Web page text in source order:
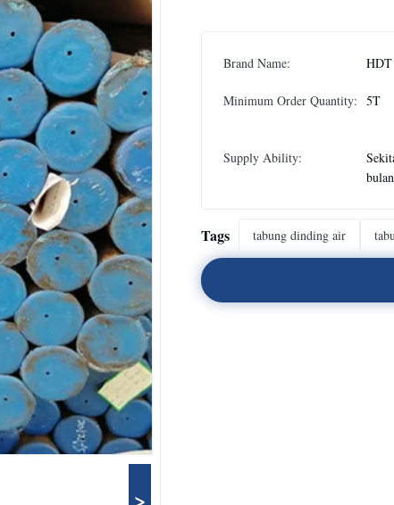
Brand Name: HDT
Minimum Order Quantity: 5T
Supply Ability:
bulan
Tags tabung dinding air